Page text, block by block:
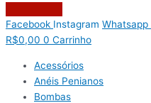
Facebook Instagram Whatsapp
R$0,00 0 Carrinho
Acessórios
Anéis Penianos
Bombas